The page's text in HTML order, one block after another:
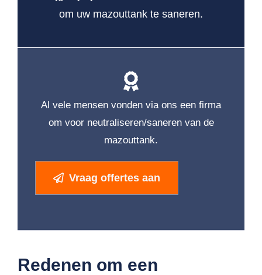
om uw mazouttank te saneren.
Al vele mensen vonden via ons een firma
om voor neutraliseren/saneren van de
mazouttank.
Vraag offertes aan
Redenen om een